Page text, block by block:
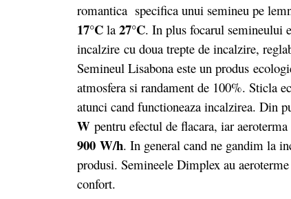
romantica specifica unui semineu pe
17°C la 27°C. In plus focarul semineului
incalzire cu doua trepte de incalzire,
Semineul Lisabona este un produs
atmosfera si randament de 100%. Sticla
atunci cand functioneaza incalzirea. Din
W pentru efectul de flacara, iar
900 W/h. In general cand ne gandim la
produsi. Semineele Dimplex au
confort.